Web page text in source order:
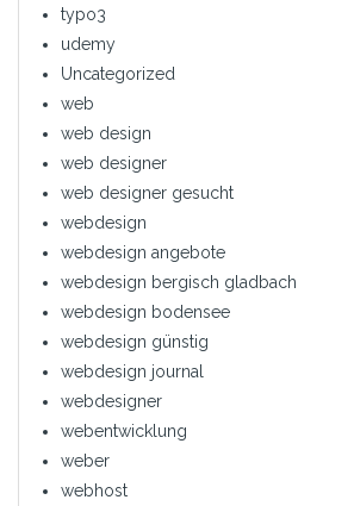
typo3
udemy
Uncategorized
web
web design
web designer
web designer gesucht
webdesign
webdesign angebote
webdesign bergisch gladbach
webdesign bodensee
webdesign günstig
webdesign journal
webdesigner
webentwicklung
weber
webhost